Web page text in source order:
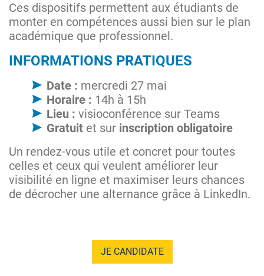
Ces dispositifs permettent aux étudiants de
monter en compétences aussi bien sur le plan
académique que professionnel.
INFORMATIONS PRATIQUES
Date : mercredi 27 mai
Horaire : 14h à 15h
Lieu : visioconférence sur Teams
Gratuit et sur inscription obligatoire
Un rendez-vous utile et concret pour toutes
celles et ceux qui veulent améliorer leur
visibilité en ligne et maximiser leurs chances
de décrocher une alternance grâce à LinkedIn.
JE CANDIDATE